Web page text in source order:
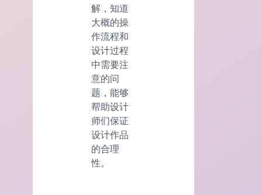
解，知道
大概的操
作流程和
设计过程
中需要注
意的问
题，能够
帮助设计
师们保证
设计作品
的合理
性。